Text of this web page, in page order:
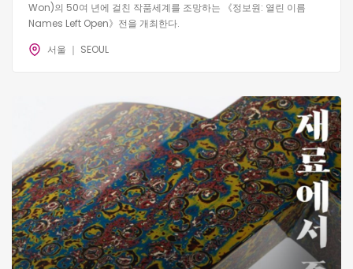
Won)의 50여 년에 걸친 작품세계를 조망하는 《정보원: 열린 이름
Names Left Open》전을 개최한다.
서울 ｜ SEOUL